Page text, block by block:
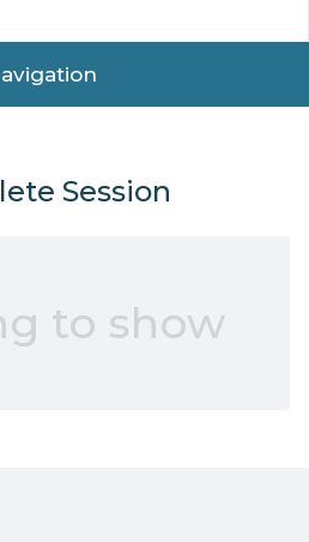
Session
to show